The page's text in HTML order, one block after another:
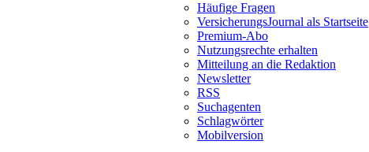
Häufige Fragen
VersicherungsJournal als Startseite
Premium-Abo
Nutzungsrechte erhalten
Mitteilung an die Redaktion
Newsletter
RSS
Suchagenten
Schlagwörter
Mobilversion